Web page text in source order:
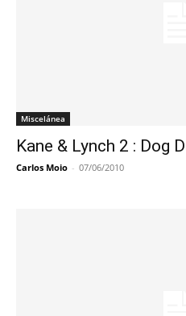
Miscelánea
Kane & Lynch 2 : Dog
Carlos Moio - 07/06/2010